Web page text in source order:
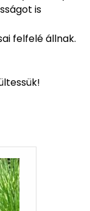
is
felfelé állnak.